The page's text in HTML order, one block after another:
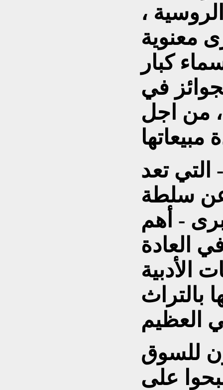
،
معنوية
كبار
في
من اجل
التي تعد
عن سلطة
- أهم
العادة
الأدبية
بالتراث
للسوق
على